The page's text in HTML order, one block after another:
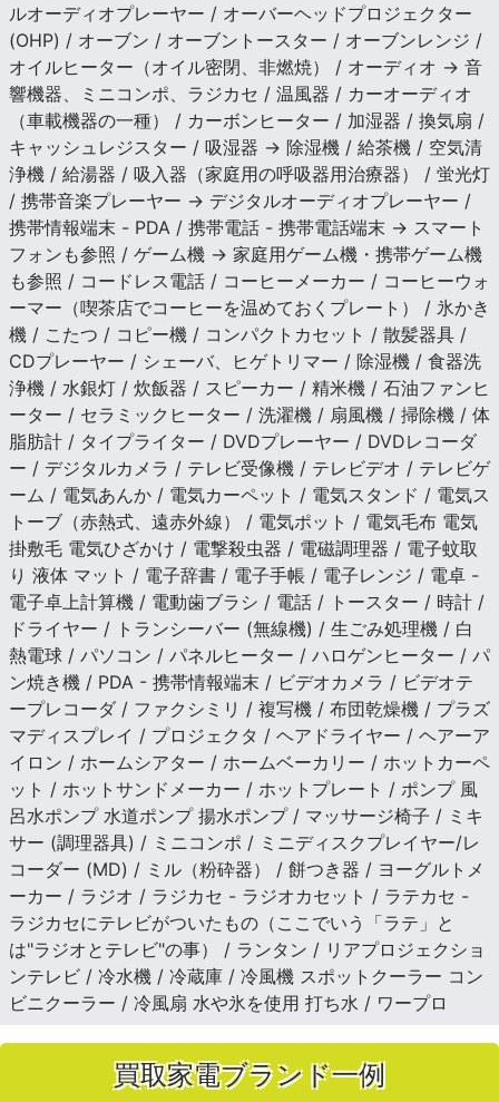
ルオーディオプレーヤー / オーバーヘッドプロジェクター
(OHP) / オーブン / オーブントースター / オーブンレンジ /
オイルヒーター（オイル密閉、非燃焼） / オーディオ → 音
響機器、ミニコンポ、ラジカセ / 温風器 / カーオーディオ
（車載機器の一種） / カーボンヒーター / 加湿器 / 換気扇 /
キャッシュレジスター / 吸湿器 → 除湿機 / 給茶機 / 空気清
浄機 / 給湯器 / 吸入器（家庭用の呼吸器用治療器） / 蛍光灯
/ 携帯音楽プレーヤー → デジタルオーディオプレーヤー /
携帯情報端末 - PDA / 携帯電話 - 携帯電話端末 → スマート
フォンも参照 / ゲーム機 → 家庭用ゲーム機・携帯ゲーム機
も参照 / コードレス電話 / コーヒーメーカー / コーヒーウォ
ーマー（喫茶店でコーヒーを温めておくプレート） / 氷かき
機 / こたつ / コピー機 / コンパクトカセット / 散髪器具 /
CDプレーヤー / シェーバ、ヒゲトリマー / 除湿機 / 食器洗
浄機 / 水銀灯 / 炊飯器 / スピーカー / 精米機 / 石油ファンヒ
ーター / セラミックヒーター / 洗濯機 / 扇風機 / 掃除機 / 体
脂肪計 / タイプライター / DVDプレーヤー / DVDレコーダ
ー / デジタルカメラ / テレビ受像機 / テレビデオ / テレビゲ
ーム / 電気あんか / 電気カーペット / 電気スタンド / 電気ス
トーブ（赤熱式、遠赤外線） / 電気ポット / 電気毛布 電気
掛敷毛 電気ひざかけ / 電撃殺虫器 / 電磁調理器 / 電子蚊取
り 液体 マット / 電子辞書 / 電子手帳 / 電子レンジ / 電卓 -
電子卓上計算機 / 電動歯ブラシ / 電話 / トースター / 時計 /
ドライヤー / トランシーバー (無線機) / 生ごみ処理機 / 白
熱電球 / パソコン / パネルヒーター / ハロゲンヒーター / パ
ン焼き機 / PDA - 携帯情報端末 / ビデオカメラ / ビデオテ
ープレコーダ / ファクシミリ / 複写機 / 布団乾燥機 / プラズ
マディスプレイ / プロジェクタ / ヘアドライヤー / ヘアーア
イロン / ホームシアター / ホームベーカリー / ホットカーペ
ット / ホットサンドメーカー / ホットプレート / ポンプ 風
呂水ポンプ 水道ポンプ 揚水ポンプ / マッサージ椅子 / ミキ
サー (調理器具) / ミニコンポ / ミニディスクプレイヤー/レ
コーダー (MD) / ミル（粉砕器） / 餅つき器 / ヨーグルトメ
ーカー / ラジオ / ラジカセ - ラジオカセット / ラテカセ -
ラジカセにテレビがついたもの（ここでいう「ラテ」と
は"ラジオとテレビ"の事） / ランタン / リアプロジェクショ
ンテレビ / 冷水機 / 冷蔵庫 / 冷風機 スポットクーラー コン
ビニクーラー / 冷風扇 水や氷を使用 打ち水 / ワープロ
買取家電ブランド一例